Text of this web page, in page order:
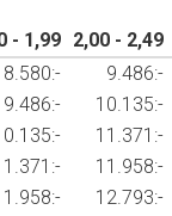
- 1,99 2,00 - 2,49
8.580:- 9.486:-
9.486:- 10.135:-
11.371:-
11.958:-
12.793:-